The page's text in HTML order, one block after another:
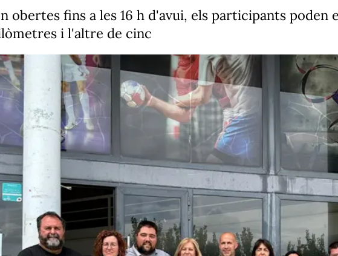
obertes fins a les 16 h d'avui, els participants
i l'altre de cinc